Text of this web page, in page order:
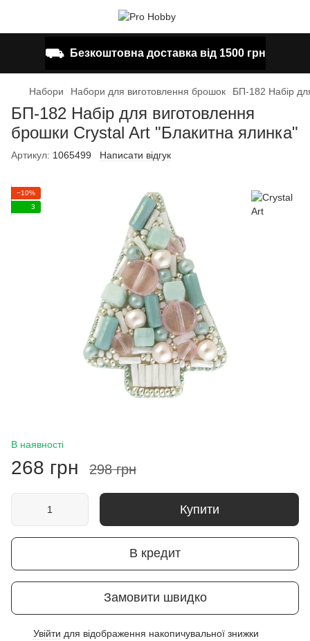
⛟ Безкоштовна доставка від 1500 грн
Набори Набори для виготовлення брошок БП-182 Набір
БП-182 Набір для виготовлення
брошки Crystal Art "Блакитна ялинка"
Артикул: 1065499 Написати відгук
−10%
3
В наявності
268 грн 298 грн
Купити
В кредит
Замовити швидко
Увійти для відображення накопичувальної знижки